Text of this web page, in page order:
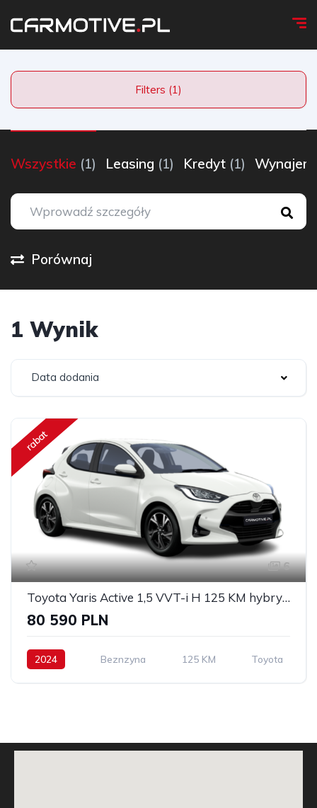
Filters (1)
Wszystkie (1) Leasing (1) Kredyt (1) Wynajem
Porównaj
1 Wynik
Data dodania
rabat
6
Toyota Yaris Active 1,5 VVT-i H 125 KM hybryda
80 590 PLN
2024 Beznzyna 125 KM Toyota